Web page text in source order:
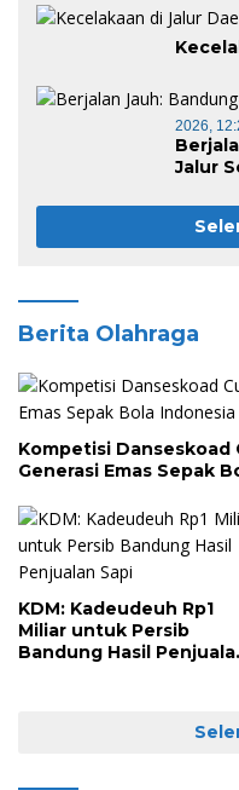
2026,
Jalur
Berita Olahraga
Kompetisi Danseskoad
Generasi Emas Sepak
KDM: Kadeudeuh Rp1
Miliar untuk Persib
Bandung Hasil